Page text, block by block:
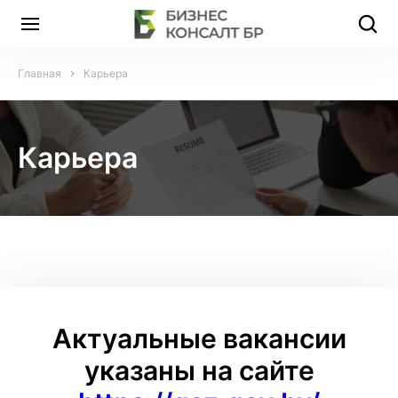
Главная Карьера
Карьера
Актуальные вакансии
указаны на сайте